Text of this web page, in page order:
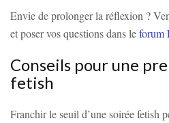
Envie de prolonger la réflexion ?
et poser vos questions dans leforum
Conseils pour une
fetish
Franchir le seuil d’une soirée fetish